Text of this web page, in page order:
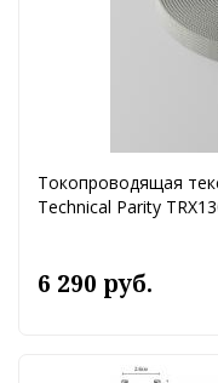
Токопроводящая
Technical Parity
6 290 руб.